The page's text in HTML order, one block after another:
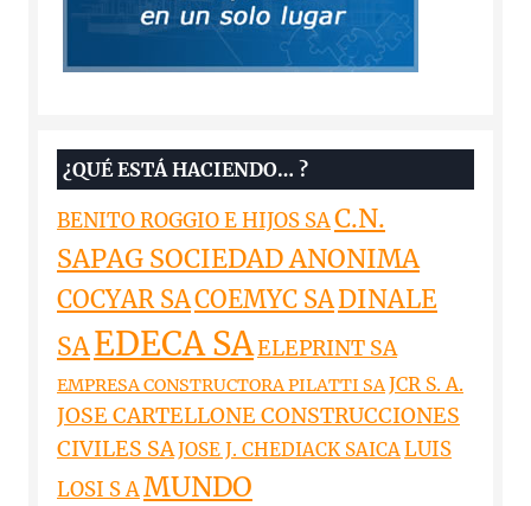
¿QUÉ ESTÁ HACIENDO… ?
BENITO ROGGIO E HIJOS SAC.N.
SAPAG SOCIEDAD ANONIMA
COCYAR SACOEMYC SADINALE
SAEDECA SAELEPRINT SA
EMPRESA CONSTRUCTORA PILATTI SAJCR S. A.
JOSE CARTELLONE CONSTRUCCIONES
CIVILES SAJOSE J. CHEDIACK SAICALUIS
LOSI S AMUNDO